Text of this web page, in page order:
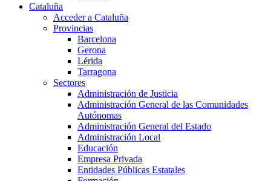
Cataluña
Acceder a Cataluña
Provincias
Barcelona
Gerona
Lérida
Tarragona
Sectores
Administración de Justicia
Administración General de las Comunidades
Autónomas
Administración General del Estado
Administración Local
Educación
Empresa Privada
Entidades Públicas Estatales